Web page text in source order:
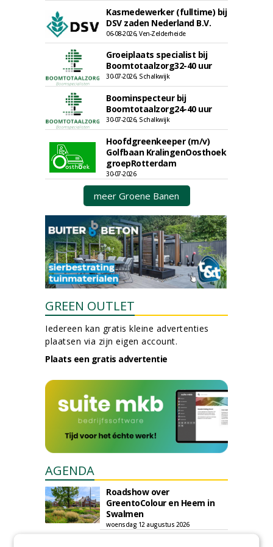
Kasmedewerker (fulltime) bij
DSV zaden Nederland B.V.
06-08-2026, Ven-Zelderheide
Groeiplaats specialist bij
Boomtotaalzorg32-40 uur
30-07-2026, Schalkwijk
Boominspecteur bij
Boomtotaalzorg24-40 uur
30-07-2026, Schalkwijk
Hoofdgreenkeeper (m/v)
Golfbaan KralingenOosthoek
groepRotterdam
30-07-2026
meer Groene Banen
GREEN OUTLET
Iedereen kan gratis kleine advertenties
plaatsen via zijn eigen account.
Plaats een gratis advertentie
AGENDA
Roadshow over
GreentoColour en Heem in
Swalmen
woensdag 12 augustus 2026